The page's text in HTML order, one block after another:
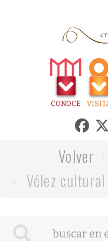
CONOCE
Volver
Vélez cultural